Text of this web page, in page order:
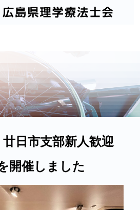
日市支部新人歓迎
開催しました